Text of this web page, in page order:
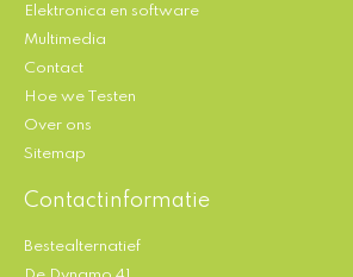
Elektronica en software
Multimedia
Contact
Hoe we Testen
Over ons
Sitemap
Contactinformatie
Bestealternatief